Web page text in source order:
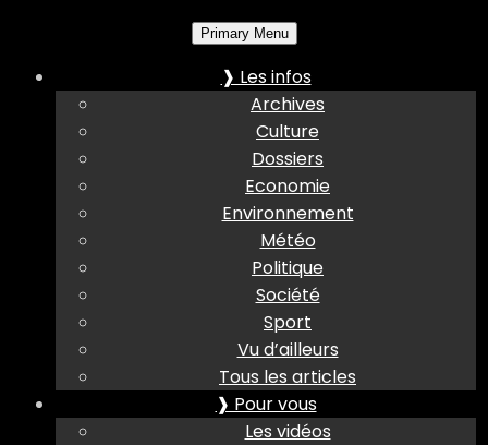
Primary Menu
❱ Les infos
Archives
Culture
Dossiers
Economie
Environnement
Météo
Politique
Société
Sport
Vu d’ailleurs
Tous les articles
❱ Pour vous
Les vidéos